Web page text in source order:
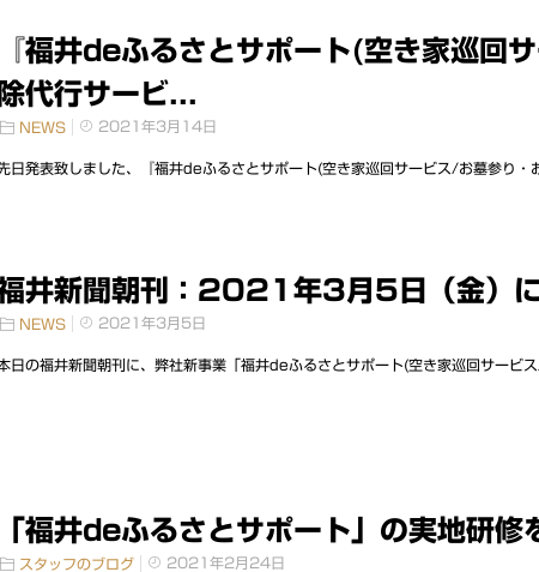
『福井deふるさとサポート(空き家巡回
除代行サービ...
NEWS 2021年3月14日
日発表致しました、『福井deふるさとサポート(空き家巡回サービス/お墓参り・
井新聞朝刊：2021年3月5日（金）
NEWS 2021年3月5日
日の福井新聞朝刊に、弊社新事業「福井deふるさとサポート(空き家巡回サービス
「福井deふるさとサポート」の実地研修
スタッフのブログ 2021年2月24日